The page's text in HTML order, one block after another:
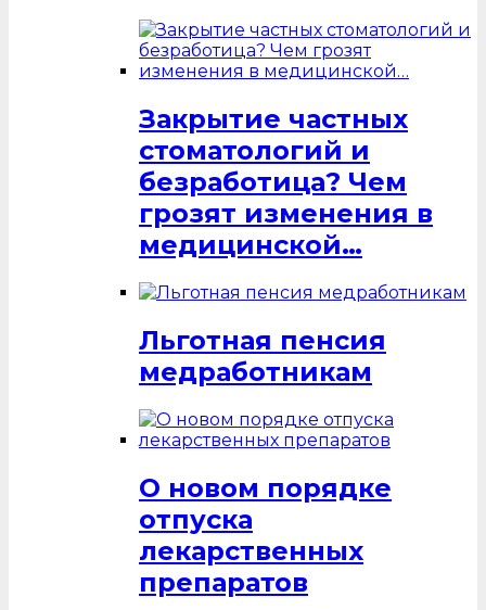
Закрытие частных
стоматологий и
безработица? Чем
грозят изменения в
медицинской…
Льготная пенсия
медработникам
О новом порядке
отпуска
лекарственных
препаратов